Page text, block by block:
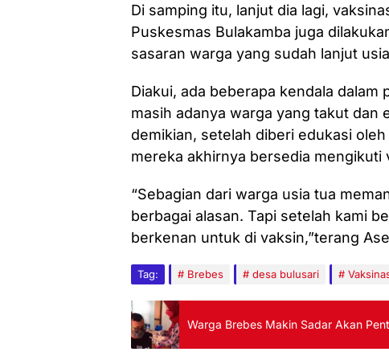
Di samping itu, lanjut dia lagi,
Puskesmas Bulakamba juga
sasaran warga yang sudah lanjut
Diakui, ada beberapa kendala dalam
masih adanya warga yang takut dan
demikian, setelah diberi edukasi
mereka akhirnya bersedia mengikuti
“Sebagian dari warga usia tua
berbagai alasan. Tapi setelah kami
berkenan untuk di vaksin,”terang
Tag: Brebes desa bulusari
Warga Brebes Makin Sadar Akan